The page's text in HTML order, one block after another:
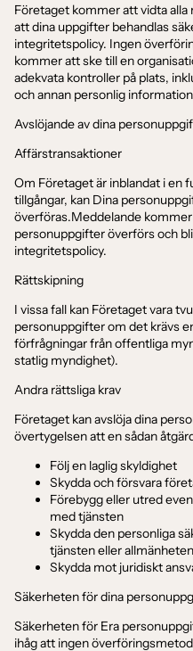
Företaget kommer att vidta
att dina uppgifter behandlas
integritetspolicy. Ingen
kommer att ske till en
adekvata kontroller på plats,
och annan personlig
Avslöjande av dina
Affärstransaktioner
Om Företaget är inblandat i en
tillgångar, kan Dina
överföras.Meddelande
personuppgifter överförs och
integritetspolicy.
Rättskipning
I vissa fall kan Företaget vara
personuppgifter om det krävs
förfrågningar från offentliga
statlig myndighet).
Andra rättsliga krav
Företaget kan avslöja dina
övertygelsen att en sådan
Följ en laglig skyldighet
Skydda och försvara
Förebygg eller utred
med tjänsten
Skydda den personliga
tjänsten eller allmänheten
Skydda mot juridiskt
Säkerheten för dina
Säkerheten för Era
ihåg att ingen